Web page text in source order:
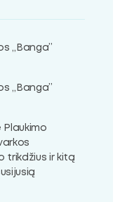
„Banga”
„Banga”
trikdžius ir kitą